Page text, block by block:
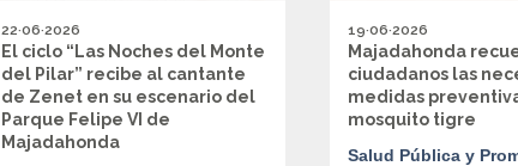
22·06·2026
El ciclo “Las Noches del Monte
del Pilar” recibe al cantante
de Zenet en su escenario del
Parque Felipe VI de
Majadahonda
19·06·2026
Majadahonda
ciudadanos las
medidas
mosquito tigre
Salud Pública y